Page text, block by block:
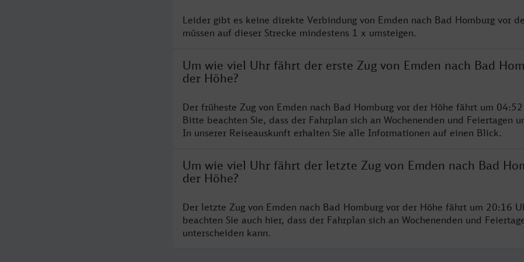
Leider gibt es keine direkte Verbindung von Emden nach Bad Homburg vor
müssen auf dieser Strecke mindestens 1 x umsteigen.
Um wie viel Uhr fährt der erste Zug von Emden nach Bad
der Höhe?
Der früheste Zug von Emden nach Bad Homburg vor der Höhe fährt um
Bitte beachten Sie, dass der Fahrplan sich an Wochenenden und Feiertagen
In unserer Reiseauskunft erhalten Sie alle Informationen auf einen Blick.
Um wie viel Uhr fährt der letzte Zug von Emden nach Bad
der Höhe?
Der letzte Zug von Emden nach Bad Homburg vor der Höhe fährt um 20:16
beachten Sie auch hier, dass der Fahrplan sich an Wochenenden und
unterscheiden kann.